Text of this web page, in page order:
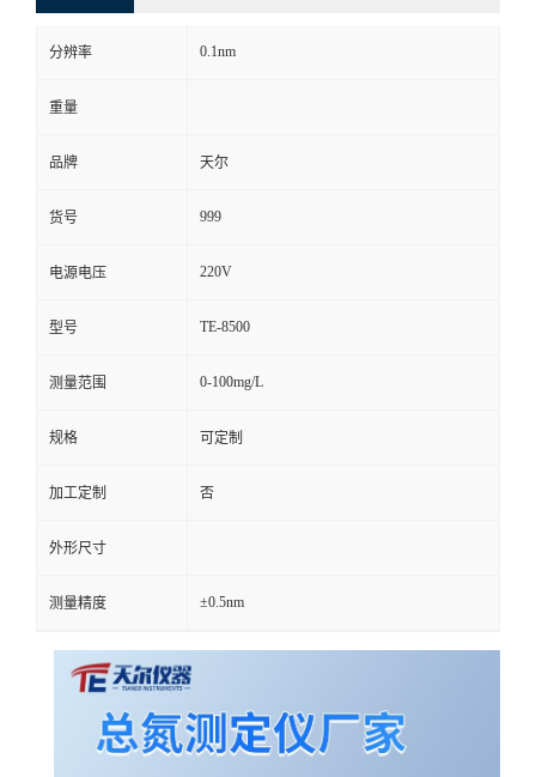
分辨率 0.1nm
重量
品牌 天尔
货号 999
电源电压 220V
型号 TE-8500
测量范围 0-100mg/L
规格 可定制
加工定制 否
外形尺寸
测量精度 ±0.5nm